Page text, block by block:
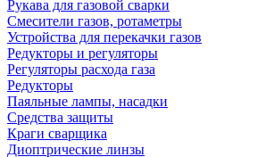
Рукава для газовой сварки
Смесители газов, ротаметры
Устройства для перекачки газов
Редукторы и регуляторы
Регуляторы расхода газа
Редукторы
Паяльные лампы, насадки
Средства защиты
Краги сварщика
Диоптрические линзы